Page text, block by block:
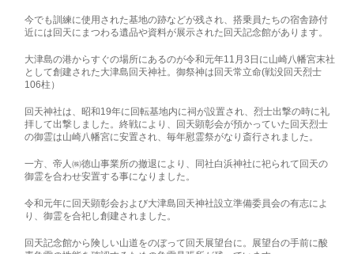
今でも訓練に使用された基地の跡などが残され、搭乗員たちの宿舎跡付
近には回天にまつわる遺品や資料が展示された回天記念館があります。
大津島の港からすぐの場所にあるのが令和元年11月3日に山崎八幡宮末社
として創建された大津島回天神社。御祭神は回天常立命(戦没回天烈士
106柱）
回天神社は、昭和19年に回転基地内に祠が設置され、烈士出撃の時に礼
拝して出撃しました。終戦により、回天顕彰会が預かっていた回天烈士
の御霊は山崎八幡宮に安置され、毎年慰霊祭がなり斎行されました。
一方、帝人㈱徳山事業所の撤退により、同社白浜神社に祀られて回天の
御霊を合わせ安置する事になりました。
令和元年に回天顕彰会および大津島回天神社設立準備委員会の有志によ
り、御霊を合祀し創建されました。
回天記念館から険しい山道をのぼって回天展望台に。展望台の手前に酸